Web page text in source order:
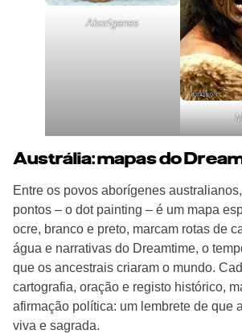
Aborígenes
Austrália: mapas do
Entre os povos aborígenes
pontos – o dot painting – é um mapa
ocre, branco e preto, marcam rotas de
água e narrativas do Dreamtime, o
que os ancestrais criaram o mundo.
cartografia, oração e registo histórico,
afirmação política: um lembrete de que
viva e sagrada.